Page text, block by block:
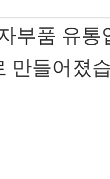
부품 유
만들어졌